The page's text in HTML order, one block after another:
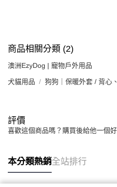
商品相關分類 (2)
澳洲EzyDog | 寵物戶外用品
犬貓用品 狗狗｜保暖外套 / 背心
評價
喜歡這個商品嗎？購買後給他一個
本分類熱銷全站排行